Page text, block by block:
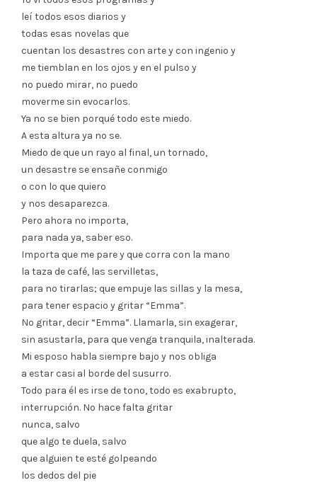
leí todos esos diarios y
todas esas novelas que
cuentan los desastres con arte y con ingenio y
me tiemblan en los ojos y en el pulso y
no puedo mirar, no puedo
moverme sin evocarlos.
Ya no se bien porqué todo este miedo.
A esta altura ya no se.
Miedo de que un rayo al final, un tornado,
un desastre se ensañe conmigo
o con lo que quiero
y nos desaparezca.
Pero ahora no importa,
para nada ya, saber eso.
Importa que me pare y que corra con la mano
la taza de café, las servilletas,
para no tirarlas; que empuje las sillas y la mesa,
para tener espacio y gritar “Emma”.
No gritar, decir “Emma”. Llamarla, sin exagerar,
sin asustarla, para que venga tranquila, inalterada.
Mi esposo habla siempre bajo y nos obliga
a estar casi al borde del susurro.
Todo para él es irse de tono, todo es exabrupto,
interrupción. No hace falta gritar
nunca, salvo
que algo te duela, salvo
que alguien te esté golpeando
los dedos del pie